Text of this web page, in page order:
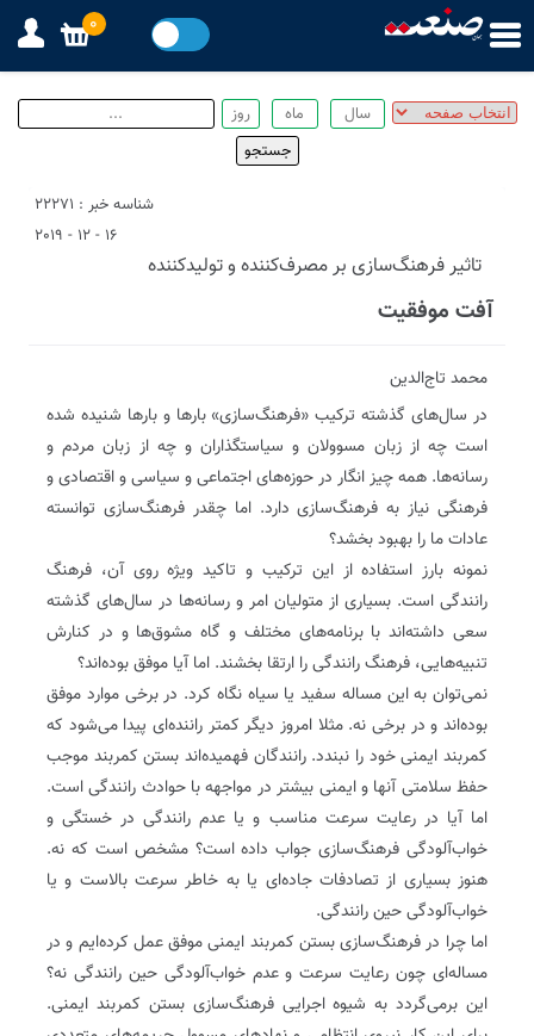
شناسه خبر : 22271
16 - 12 - 2019
تاثیر فرهنگ‌سازی بر مصرف‌کننده و تولید‌کننده
آفت موفقیت
محمد تاج‌الدین
در سال‌های گذشته ترکیب «فرهنگ‌سازی» بارها و بارها شنیده شده
است چه از زبان مسوولان و سیاستگذاران و چه از زبان مردم و
رسانه‌ها. همه چیز انگار در حوزه‌‌های اجتماعی و سیاسی و اقتصادی و
فرهنگی نیاز به فرهنگ‌سازی دارد. اما چقدر فرهنگ‌سازی توانسته
عادات ما را بهبود بخشد؟
نمونه بارز استفاده از این ترکیب و تاکید ویژه روی آن، فرهنگ
رانندگی است. بسیاری از متولیان امر و رسانه‌ها در سال‌های گذشته
سعی داشته‌اند با برنامه‌های مختلف و گاه مشوق‌ها و در کنارش
تنبیه‌هایی، فرهنگ رانندگی را ارتقا بخشند. اما آیا موفق بوده‌اند؟
نمی‌توان به این مساله سفید یا سیاه نگاه کرد. در برخی موارد موفق
بوده‌اند و در برخی نه. مثلا امروز دیگر کمتر راننده‌ای پیدا می‌شود که
کمربند ایمنی خود را نبندد. رانندگان فهمیده‌اند بستن کمربند موجب
حفظ سلامتی آنها و ایمنی بیشتر در مواجهه با حوادث رانندگی است.
اما آیا در رعایت سرعت مناسب و یا عدم رانندگی در خستگی و
خواب‌آلودگی فرهنگ‌سازی جواب داده است؟ مشخص است که نه.
هنوز بسیاری از تصادفات جاده‌ای یا به خاطر سرعت بالاست و یا
خواب‌آلودگی حین رانندگی.
اما چرا در فرهنگ‌سازی بستن کمربند ایمنی موفق عمل کرده‌ایم و در
مساله‌ای چون رعایت سرعت و عدم خواب‌آلودگی حین رانندگی نه؟
این برمی‌گردد به شیوه اجرایی فرهنگ‌سازی بستن کمربند ایمنی.
0